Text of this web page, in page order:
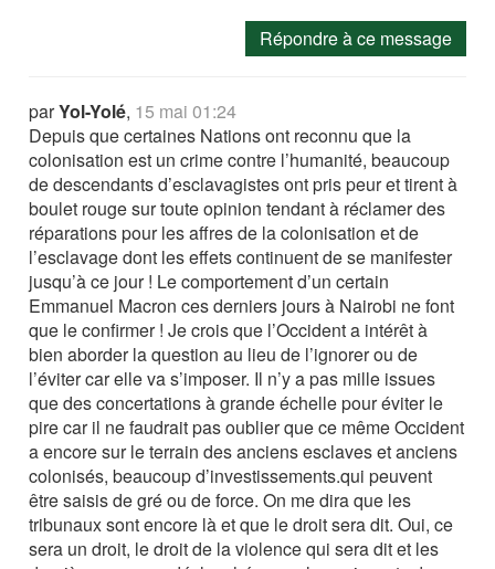
Répondre à ce message
parYol-Yolé, 15 mai 01:24
Depuis que certaines Nations ont reconnu que la
colonisation est un crime contre l’humanité, beaucoup
de descendants d’esclavagistes ont pris peur et tirent à
boulet rouge sur toute opinion tendant à réclamer des
réparations pour les affres de la colonisation et de
l’esclavage dont les effets continuent de se manifester
jusqu’à ce jour ! Le comportement d’un certain
Emmanuel Macron ces derniers jours à Nairobi ne font
que le confirmer ! Je crois que l’Occident a intérêt à
bien aborder la question au lieu de l’ignorer ou de
l’éviter car elle va s’imposer. Il n’y a pas mille issues
que des concertations à grande échelle pour éviter le
pire car il ne faudrait pas oublier que ce même Occident
a encore sur le terrain des anciens esclaves et anciens
colonisés, beaucoup d’investissements.qui peuvent
être saisis de gré ou de force. On me dira que les
tribunaux sont encore là et que le droit sera dit. Oui, ce
sera un droit, le droit de la violence qui sera dit et les